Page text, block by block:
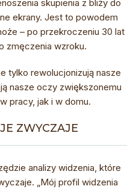
skupienia z bliży do
ekrany. Jest to powodem
– po przekroczeniu 30 lat
zmęczenia wzroku.
tylko rewolucjonizują nasze
nasze oczy zwiększonemu
pracy, jak i w domu.
ZWYCZAJE
analizy widzenia, które
„Mój profil widzenia